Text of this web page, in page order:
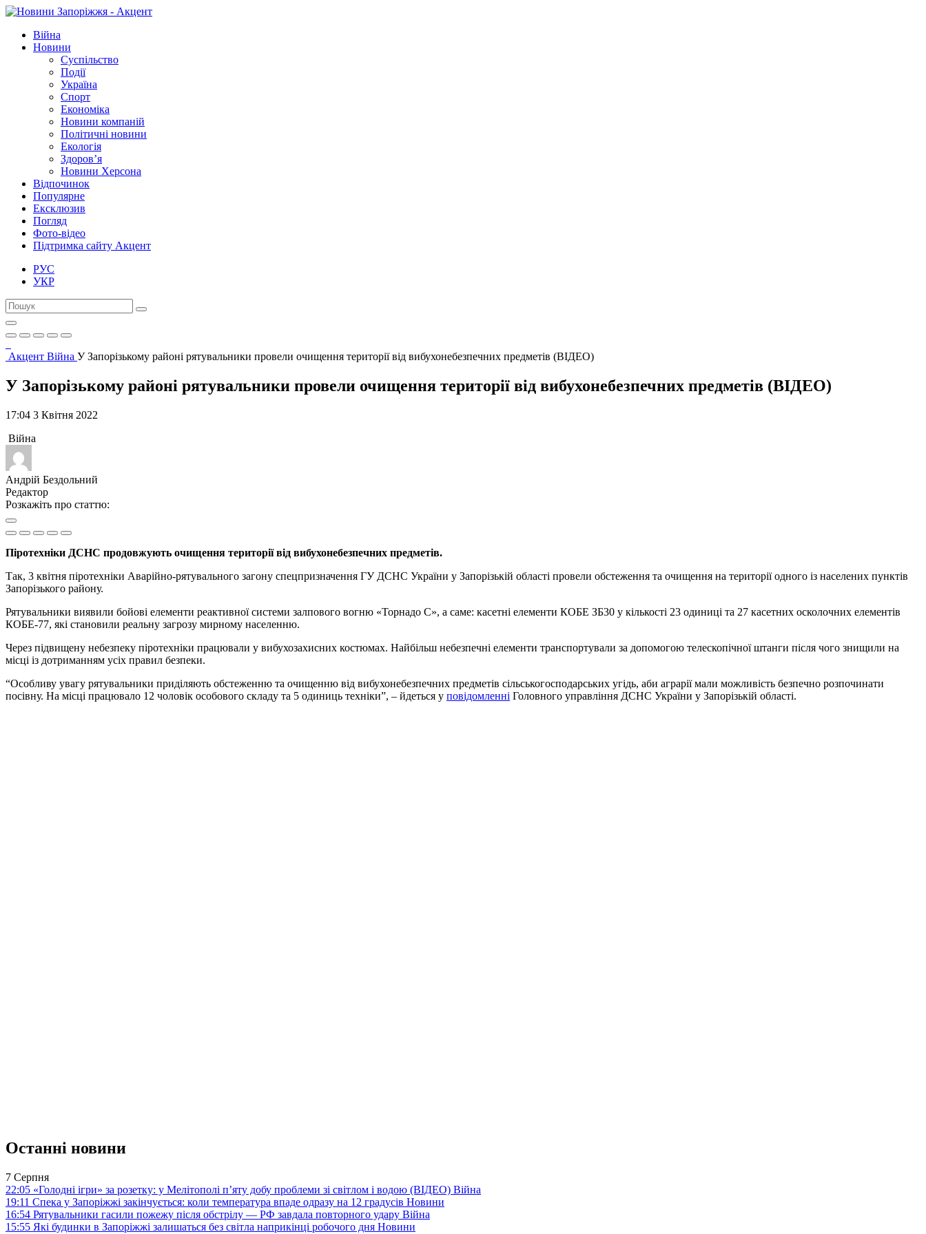
Війна
Новини
Суспільство
Події
Україна
Спорт
Економіка
Новини компаній
Політичні новини
Екологія
Здоров’я
Новини Херсона
Відпочинок
Популярне
Ексклюзив
Погляд
Фото-відео
Підтримка сайту Акцент
РУС
УКР
Акцент Війна У Запорізькому районі рятувальники провели очищення території від вибухонебезпечних предметів (ВІДЕО)
У Запорізькому районі рятувальники провели очищення території від вибухонебезпечних предметів (ВІДЕО)
17:04 3 Квітня 2022
Війна
Андрій Бездольний
Редактор
Розкажіть про статтю:
Піротехніки ДСНС продовжують очищення території від вибухонебезпечних предметів.
Так, 3 квітня піротехніки Аварійно-рятувального загону спецпризначення ГУ ДСНС України у Запорізькій області провели обстеження та очищення на території одного із населених пунктів
Запорізького району.
Рятувальники виявили бойові елементи реактивної системи залпового вогню «Торнадо С», а саме: касетні елементи КОБЕ ЗБ30 у кількості 23 одиниці та 27 касетних осколочних елементів
КОБЕ-77, які становили реальну загрозу мирному населенню.
Через підвищену небезпеку піротехніки працювали у вибухозахисних костюмах. Найбільш небезпечні елементи транспортували за допомогою телескопічної штанги після чого знищили на
місці із дотриманням усіх правил безпеки.
“Особливу увагу рятувальники приділяють обстеженню та очищенню від вибухонебезпечних предметів сільськогосподарських угідь, аби аграрії мали можливість безпечно розпочинати
посівну. На місці працювало 12 чоловік особового складу та 5 одиниць техніки”, – йдеться у повідомленні Головного управління ДСНС України у Запорізькій області.
Останні новини
7 Серпня
22:05 «Голодні ігри» за розетку: у Мелітополі п’яту добу проблеми зі світлом і водою (ВІДЕО) Війна
19:11 Спека у Запоріжжі закінчується: коли температура впаде одразу на 12 градусів Новини
16:54 Рятувальники гасили пожежу після обстрілу — РФ завдала повторного удару Війна
15:55 Які будинки в Запоріжжі залишаться без світла наприкінці робочого дня Новини